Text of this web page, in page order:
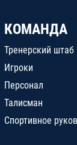
КОМАНДА
Тренерский штаб
Игроки
Персонал
Талисман
Спортивное